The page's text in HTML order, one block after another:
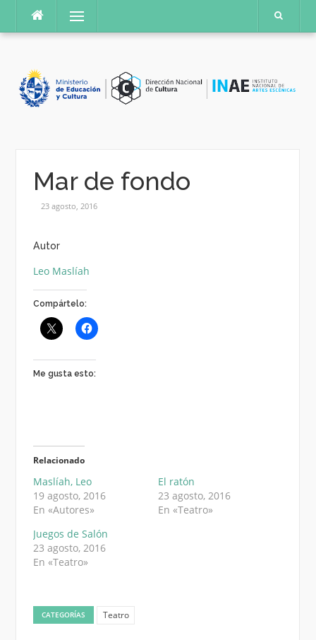
contenido
Menú
Mar de fondo
23 agosto, 2016
Autor
Leo Maslíah
Compártelo:
Me gusta esto:
Relacionado
Maslíah, Leo
19 agosto, 2016
En «Autores»
El ratón
23 agosto, 2016
En «Teatro»
Juegos de Salón
23 agosto, 2016
En «Teatro»
CATEGORÍAS Teatro